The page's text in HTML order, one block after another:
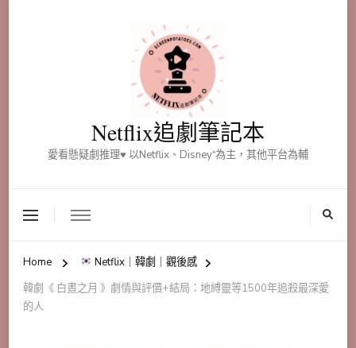
Netflix追劇筆記本
愛看懸疑劇推理♥ 以Netflix、Disney⁺為主，其他平台為輔
Home
Netflix｜韓劇｜觀後感
韓劇《 白晝之月 》劇情與評價+結局：地縛靈等1500年追殺最深愛
的人